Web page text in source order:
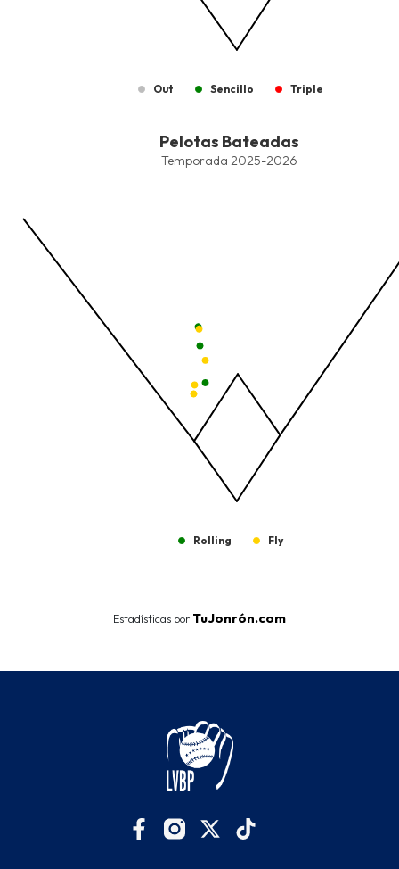
Out Sencillo Triple
Combination chart with 6 data series.
The chart has 1 X axis displaying values. Data ranges from -
The chart has 1 Y axis displaying values. Data ranges from -
Pelotas Bateadas
Temporada 2025-2026
Rolling Fly
Estadísticas por TuJonrón.com